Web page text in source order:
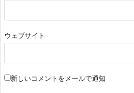
ウェブサイト
新しいコメントをメールで通知